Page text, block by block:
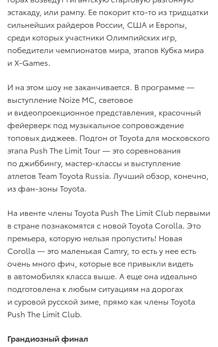
эстакаду, или рампу. Ее покорит кто-то из тридцатки
сильнейших райдеров России, США и Европы,
среди которых участники Олимпийских игр,
победители чемпионатов мира, этапов Кубка мира
и X-Games.
И на этом шоу не заканчивается. В программе —
выступление Noize MC, световое
и видеопроекционное представления, красочный
фейерверк под музыкальное сопровождение
топовых диджеев. Подгон от Toyota для московского
этапа Push The Limit Tour — это соревнования
по джиббингу, мастер-классы и выступление
атлетов Team Toyota Russia. Лучший обзор, конечно,
из фан-зоны Toyota.
На ивенте члены Toyota Push The Limit Club первыми
в стране познакомятся с новой Toyota Corolla. Это
премьера, которую нельзя пропустить! Новая
Corolla — это маленькая Camry, то есть у нее есть
очень много фич, которые все привыкли видеть
в автомобилях класса выше. А еще она идеально
подготовлена к любым ситуациям на дорогах
и суровой русской зиме, прямо как члены Toyota
Push The Limit Club.
Грандиозный финал